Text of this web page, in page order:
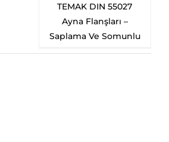
TEMAK DIN 55027
Ayna Flanşları –
Saplama Ve Somunlu